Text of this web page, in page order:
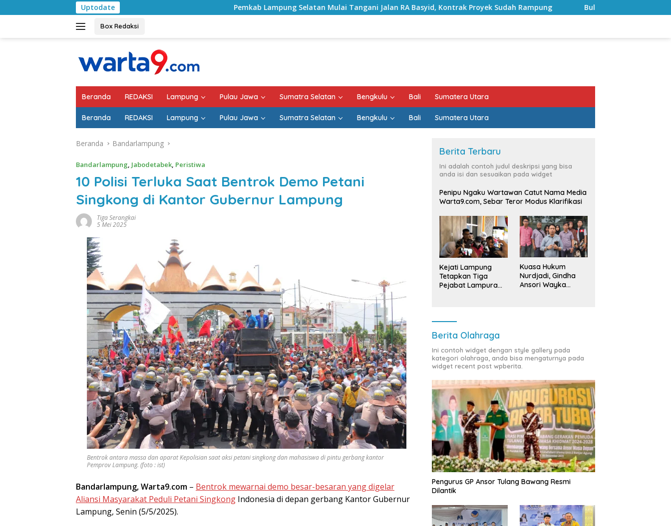
ke
Uptodate Pemkab Lampung Selatan Mulai Tangani Jalan RA Basyid, Kontrak Proyek Sudah Rampung Bulan Kemerdekaan, Bupati Lampung
Box Redaksi
Beranda REDAKSI Lampung Pulau Jawa Sumatra Selatan Bengkulu Bali Sumatera Utara
Beranda REDAKSI Lampung Pulau Jawa Sumatra Selatan Bengkulu Bali Sumatera Utara
Beranda Bandarlampung
Bandarlampung, Jabodetabek, Peristiwa
10 Polisi Terluka Saat Bentrok Demo Petani
Singkong di Kantor Gubernur Lampung
Tiga Serangkai
5 Mei 2025
Bentrok antara massa dan aparat Kepolisian saat aksi petani singkong dan mahasiswa di pintu gerbang kantor
Pemprov Lampung. (foto : ist)
Bandarlampung, Warta9.com – Bentrok mewarnai demo besar-besaran yang digelar
Aliansi Masyarakat Peduli Petani Singkong Indonesia di depan gerbang Kantor Gubernur
Lampung, Senin (5/5/2025).
Berita Terbaru
Ini adalah contoh judul deskripsi yang bisa
anda isi dan sesuaikan pada widget
Penipu Ngaku Wartawan Catut Nama Media
Warta9.com, Sebar Teror Modus Klarifikasi
Kejati Lampung
Tetapkan Tiga
Pejabat Lampura
Kuasa Hukum
Nurdjadi, Gindha
Ansori Wayka
Berita Olahraga
Ini contoh widget dengan style gallery pada
kategori olahraga, anda bisa mengaturnya pada
widget recent post wpberita.
Pengurus GP Ansor Tulang Bawang Resmi
Dilantik